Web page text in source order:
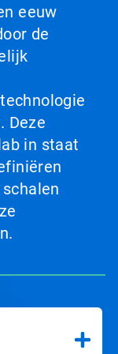
eeuw
de
Deze
in staat